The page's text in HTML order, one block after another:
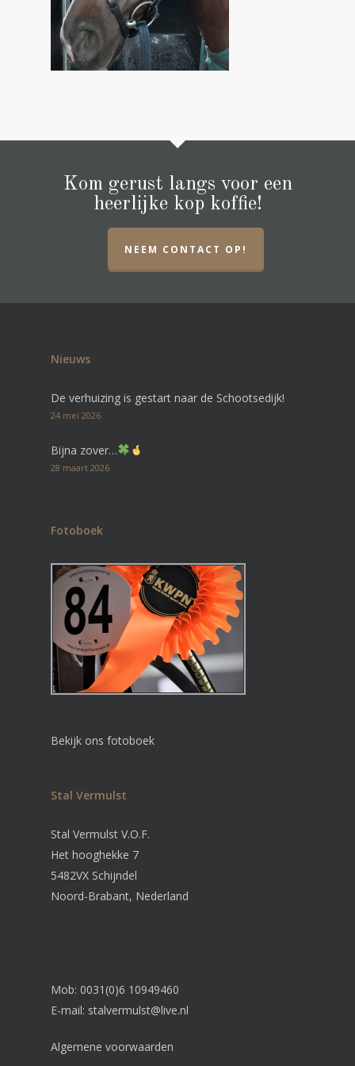
Kom gerust langs voor een
heerlijke kop koffie!
NEEM CONTACT OP!
Nieuws
De verhuizing is gestart naar de Schootsedijk!
24 mei 2026
Bijna zover…
28 maart 2026
Fotoboek
Bekijk ons fotoboek
Stal Vermulst
Stal Vermulst V.O.F.
Het hooghekke 7
5482VX Schijndel
Noord-Brabant, Nederland
Mob: 0031(0)6 10949460
E-mail: stalvermulst@live.nl
Algemene voorwaarden